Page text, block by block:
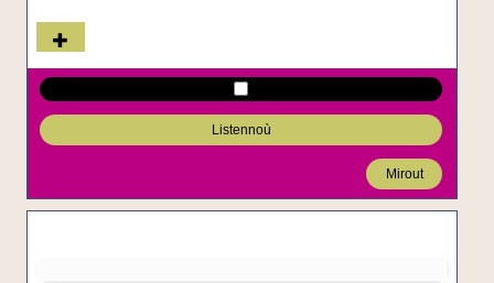
Listennoù
Mirout